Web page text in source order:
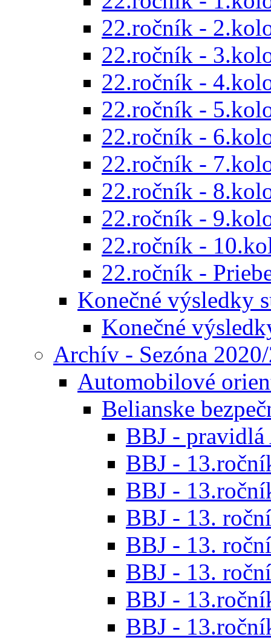
22.ročník -
22.ročník -
22.ročník -
22.ročník -
22.ročník -
22.ročník -
22.ročník -
22.ročník -
22.ročník -
22.ročník -
Konečné výsledky
Konečné
Archív - Sezóna
Automobilové
Belianske
BBJ - pravidlá
BBJ -
BBJ -
BBJ - 13.
BBJ - 13.
BBJ - 13.
BBJ -
BBJ -